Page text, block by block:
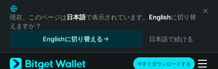
English
日本語
Tiếng Việt
Español (Latinoamérica)
Türkçe
現在、このページは日本語で表示されています。 Englishに切り替
えますか？
Englishに切り替える
日本語で続ける
今すぐダウンロードする